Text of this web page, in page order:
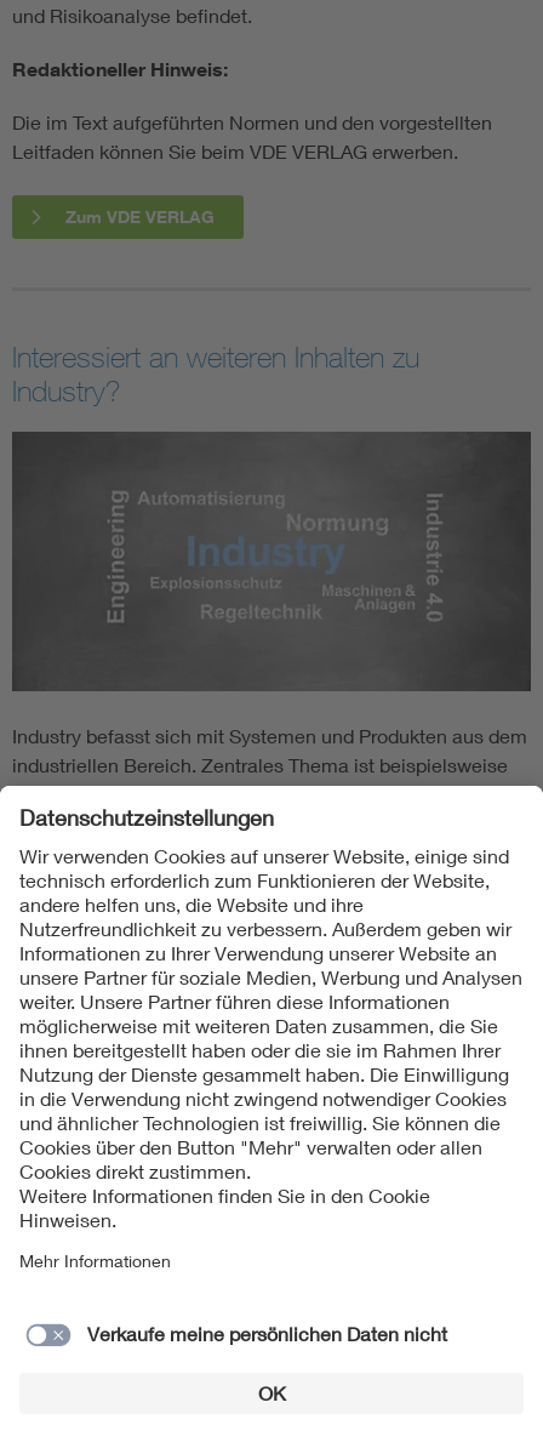
und Risikoanalyse befindet.
Redaktioneller Hinweis:
Die im Text aufgeführten Normen und den vorgestellten
Leitfaden können Sie beim VDE VERLAG erwerben.
Zum VDE VERLAG
Interessiert an weiteren Inhalten zu
Industry?
Industry befasst sich mit Systemen und Produkten aus dem
industriellen Bereich. Zentrales Thema ist beispielsweise
einem intelligenten Austausch zwischen Maschinen und
Objekten kommt. Weitere Inhalte zu diesem und anderen
industriellen Fachgebieten finden Sie im
DKE Arbeitsfeld Industry
Relevante News und Hinweise zu Normen
Laserfusion: Der Griff nach den Sternen